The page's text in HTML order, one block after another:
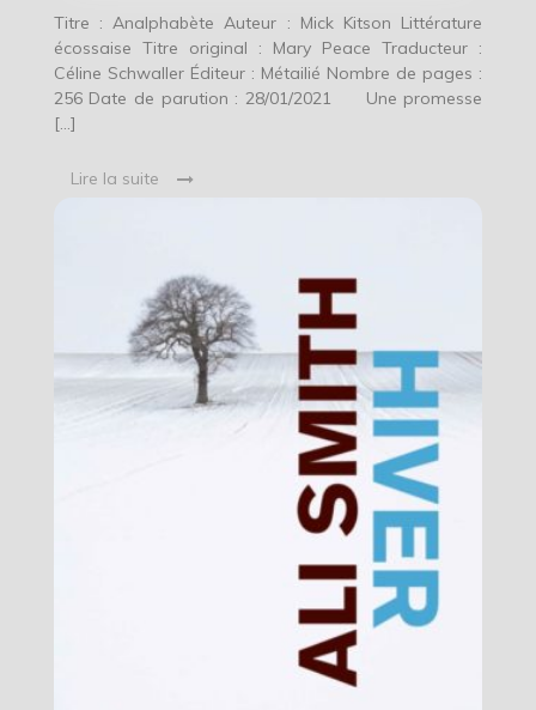
Titre : Analphabète Auteur : Mick Kitson Littérature
écossaise Titre original : Mary Peace Traducteur :
Céline Schwaller Éditeur : Métailié Nombre de pages :
256 Date de parution : 28/01/2021 Une promesse
[…]
Lire la suite